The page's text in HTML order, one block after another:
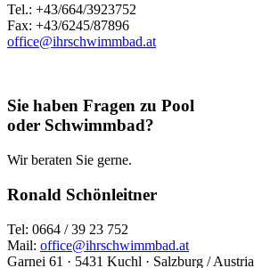
Tel.: +43/664/3923752
Fax: +43/6245/87896
office@ihrschwimmbad.at
Sie haben Fragen zu Pool
oder Schwimmbad?
Wir beraten Sie gerne.
Ronald Schönleitner
Tel: 0664 / 39 23 752
Mail: office@ihrschwimmbad.at
Garnei 61 · 5431 Kuchl · Salzburg / Austria